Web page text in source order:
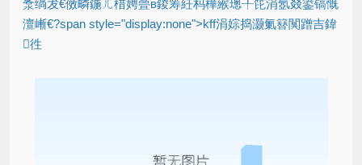
洜绱犮€傚疄鍦ㄦ棤娉曡в鍐筹紝杩樺緱璁╀笓涓氬叕鍙镐慨
澶嶃€?span style="display:none">kff涓婃捣灏氭簮闃蹭吉鍏
徃